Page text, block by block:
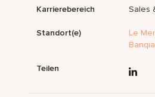
Karrierebereich Sales
Standort(e)
Le
Teilen